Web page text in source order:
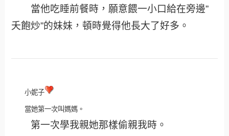
當他吃睡前餐時，願意餵一小口給在旁邊”
夭飽炒”的妹妹，頓時覺得他長大了好多。
小妮子
當她第一次叫媽媽。
第一次學我親她那樣偷親我時。